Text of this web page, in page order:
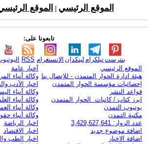
الموقع الرئيسي الموقع
تابعونا على:
RSS الانستغرام لينكدإن تيلكرامبنترست
الموقع الرئيسي
هيئة ادارة الحوار المتمدن - للإتصال بنا
إحصائيات مؤسسة الحوار المتمدن
قواعد النشر
ابرز كتاب / كاتبات الحوار المتمدن
يوتيوب التمدن
مكتبة التمدن
عدد الزوار: 3,429,627,641
اضافة موضوع جديد
اضافة الاخبار
أخبار عامة
وكالة أنباء
اخبار الأدب
وكالة أنباء
وكالة أنباء
وكالة أنباء
وكالة أنباء
اخبار الرياضة
اخبار الاقتصاد
اخبار الطب